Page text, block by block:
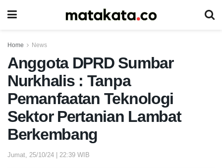
Home News
Anggota DPRD Sumbar
Nurkhalis : Tanpa
Pemanfaatan Teknologi
Sektor Pertanian Lambat
Berkembang
Jumat, 25/10/24 | 22:39 WIB